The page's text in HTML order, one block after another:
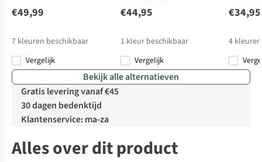
€49,99
7 kleuren beschikbaar
Vergelijk
€44,95
1 kleur beschikbaar
Vergelijk
€34,95
4
Bekijk alle alternatieven
Gratis levering vanaf €45
30 dagen bedenktijd
Klantenservice: ma-za
Alles over dit product